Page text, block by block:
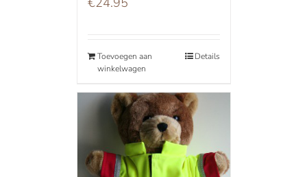
Toevoegen aan
winkelwagen
Details